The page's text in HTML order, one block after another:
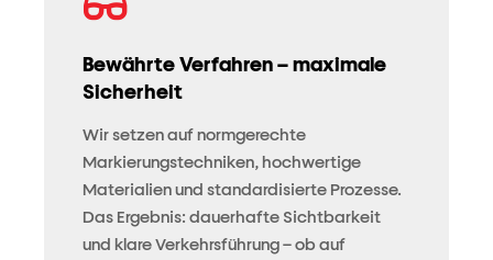
Bewährte Verfahren – maximale
Sicherheit
Wir setzen auf normgerechte
Markierungstechniken, hochwertige
Materialien und standardisierte Prozesse.
Das Ergebnis: dauerhafte Sichtbarkeit
und klare Verkehrsführung – ob auf